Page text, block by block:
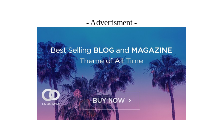
- Advertisment -